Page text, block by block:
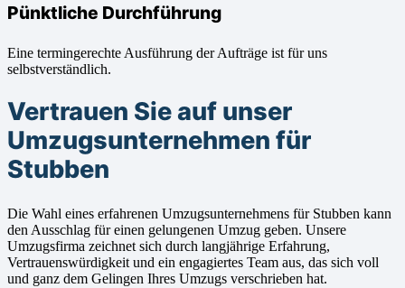
Pünktliche Durchführung
Eine termingerechte Ausführung der Aufträge ist für uns
selbstverständlich.
Vertrauen Sie auf unser
Umzugsunternehmen für
Stubben
Die Wahl eines erfahrenen Umzugsunternehmens für Stubben kann
den Ausschlag für einen gelungenen Umzug geben. Unsere
Umzugsfirma zeichnet sich durch langjährige Erfahrung,
Vertrauenswürdigkeit und ein engagiertes Team aus, das sich voll
und ganz dem Gelingen Ihres Umzugs verschrieben hat.